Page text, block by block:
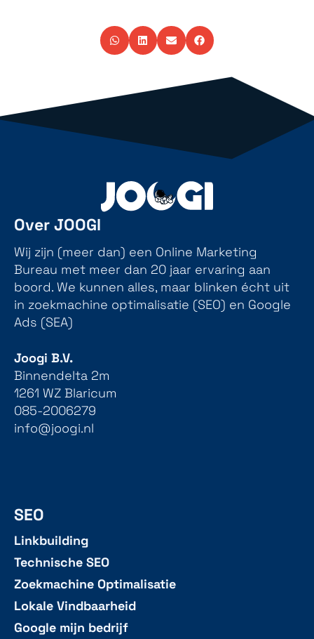
Over JOOGI
Wij zijn (meer dan) een Online Marketing
Bureau met meer dan 20 jaar ervaring aan
boord. We kunnen alles, maar blinken écht uit
in zoekmachine optimalisatie (SEO) en Google
Ads (SEA)
Joogi B.V.
Binnendelta 2m
1261 WZ Blaricum
085-2006279
info@joogi.nl
SEO
Linkbuilding
Technische SEO
Zoekmachine Optimalisatie
Lokale Vindbaarheid
Google mijn bedrijf